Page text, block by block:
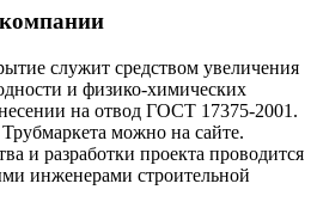
служит средством увеличения
и физико-химических
на отвод ГОСТ 17375-2001.
можно на сайте.
и разработки проекта проводится
инженерами строительной